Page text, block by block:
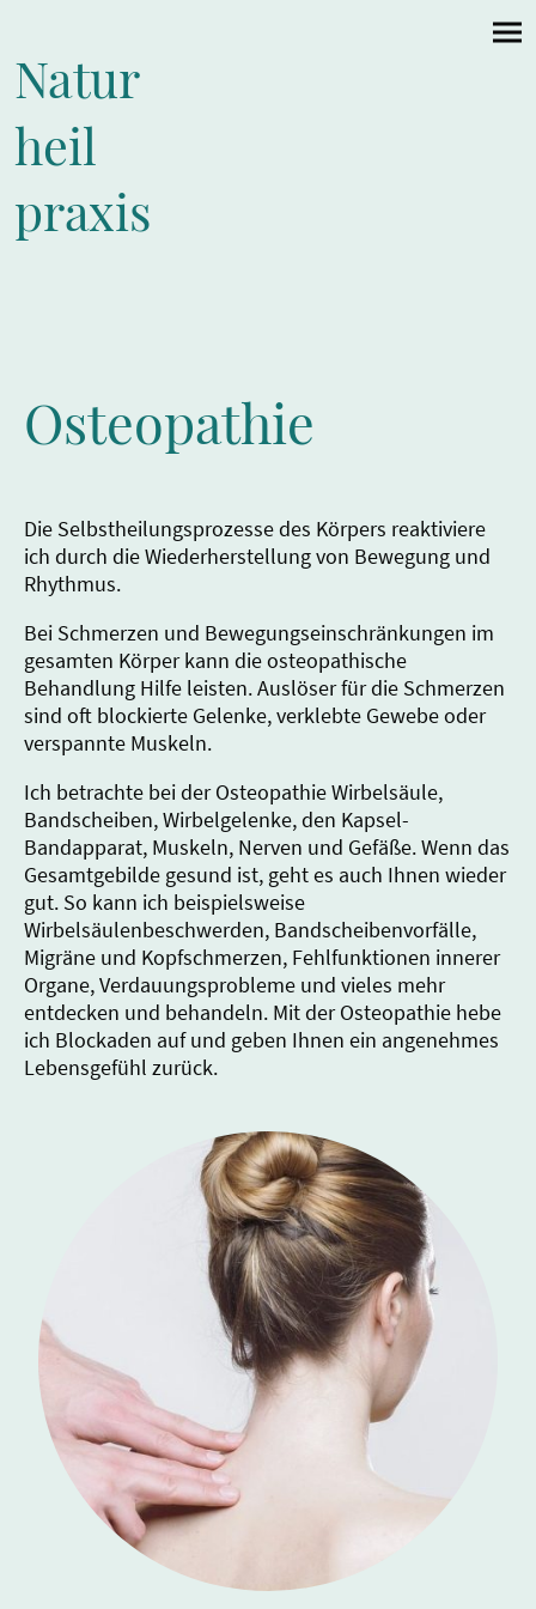
Natur
heil
praxis
Osteopathie
Die Selbstheilungsprozesse des Körpers reaktiviere
ich durch die Wiederherstellung von Bewegung und
Rhythmus.
Bei Schmerzen und Bewegungseinschränkungen im
gesamten Körper kann die osteopathische
Behandlung Hilfe leisten. Auslöser für die Schmerzen
sind oft blockierte Gelenke, verklebte Gewebe oder
verspannte Muskeln.
Ich betrachte bei der Osteopathie Wirbelsäule,
Bandscheiben, Wirbelgelenke, den Kapsel-
Bandapparat, Muskeln, Nerven und Gefäße. Wenn das
Gesamtgebilde gesund ist, geht es auch Ihnen wieder
gut. So kann ich beispielsweise
Wirbelsäulenbeschwerden, Bandscheibenvorfälle,
Migräne und Kopfschmerzen, Fehlfunktionen innerer
Organe, Verdauungsprobleme und vieles mehr
entdecken und behandeln. Mit der Osteopathie hebe
ich Blockaden auf und geben Ihnen ein angenehmes
Lebensgefühl zurück.